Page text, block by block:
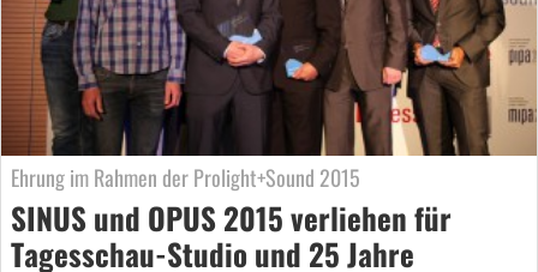
Ehrung im Rahmen der Prolight+Sound 2015
SINUS und OPUS 2015 verliehen für
Tagesschau-Studio und 25 Jahre